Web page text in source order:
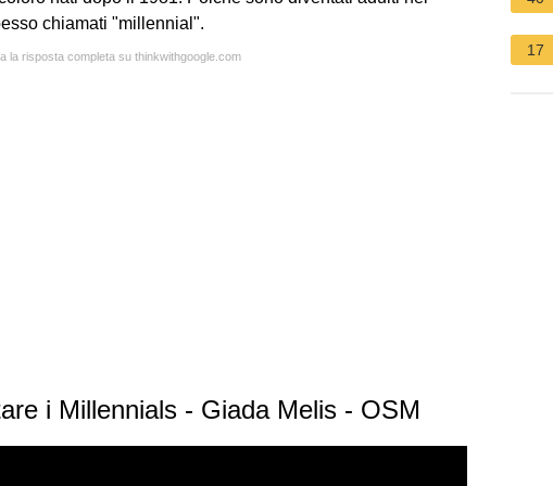
chiamati "millennial".
la risposta completa su thinkwithgoogle.com
i Millennials - Giada Melis - OSM
17